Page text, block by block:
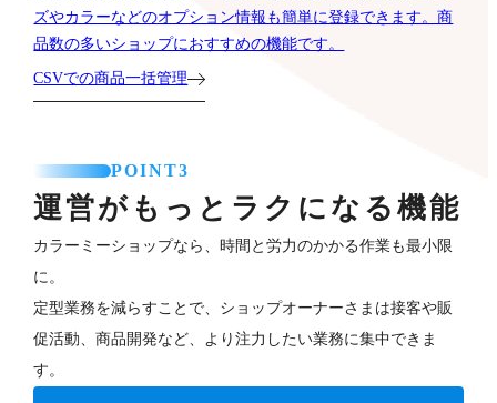
ズやカラーなどのオプション情報も簡単に登録できます。商
品数の多いショップにおすすめの機能です。
CSVでの商品一括管理
POINT3
運営がもっとラクになる機能
カラーミーショップなら、時間と労力のかかる作業も最小限
に。
定型業務を減らすことで、ショップオーナーさまは接客や販
促活動、商品開発など、より注力したい業務に集中できま
す。